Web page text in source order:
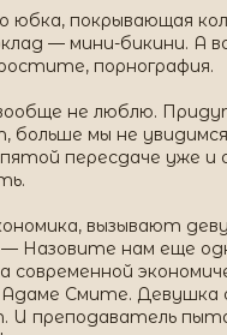
юбка, покрывающая
— мини-бикини. А
порнография.
не люблю.
больше мы не
пересдаче уже и
вызывают
Назовите нам еще
современной
Смите.
И преподаватель